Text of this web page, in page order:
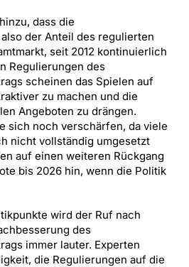
dass die
der Anteil des regulierten
seit 2012 kontinuierlich
Regulierungen des
scheinen das Spielen auf
zu machen und die
Angeboten zu drängen.
sich noch verschärfen, da viele
nicht vollständig umgesetzt
auf einen weiteren Rückgang
bis 2026 hin, wenn die Politik
wird der Ruf nach
des
immer lauter. Experten
die Regulierungen auf die